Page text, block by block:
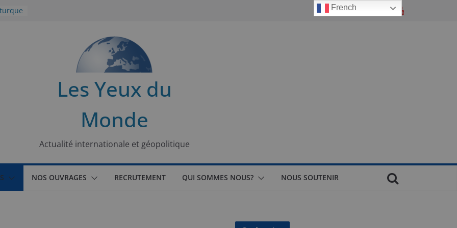
Les Yeux du
Monde
Actualité internationale et géopolitique
NOS OUVRAGES RECRUTEMENT QUI SOMMES NOUS? NOUS SOUTENIR
French